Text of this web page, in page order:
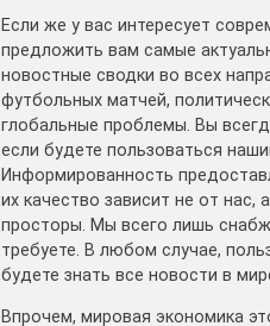
Если же у вас интересует
предложить вам самые
новостные сводки во всех
футбольных матчей,
глобальные проблемы. Вы
если будете пользоваться
Информированность
их качество зависит не от нас,
просторы. Мы всего лишь
требуете. В любом случае,
будете знать все новости в
Впрочем, мировая экономика